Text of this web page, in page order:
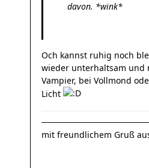
davon. *wink*
Och kannst ruhig noch
wieder unterhaltsam und
Vampier, bei Vollmond
Licht
mit freundlichem Gruß